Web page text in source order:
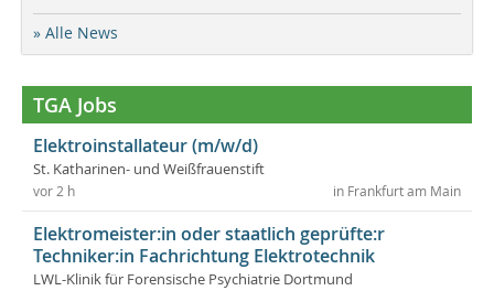
» Alle News
TGA Jobs
Elektroinstallateur (m/w/d)
St. Katharinen- und Weißfrauenstift
in Frankfurt am Main
vor 2 h
Elektromeister:in oder staatlich geprüfte:r
Techniker:in Fachrichtung Elektrotechnik
LWL-Klinik für Forensische Psychiatrie Dortmund